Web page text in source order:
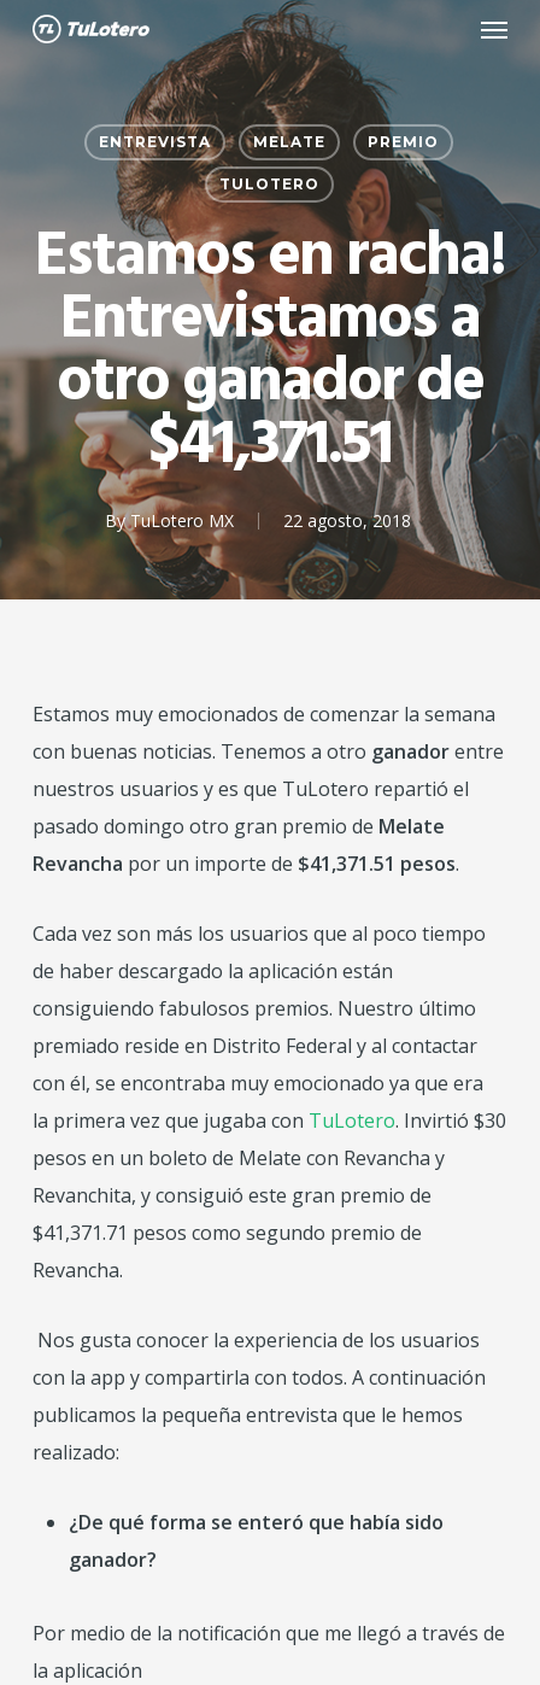
Skip
Menu
ENTREVISTA MELATE PREMIO
TULOTERO
Estamos en racha!
Entrevistamos a
otro ganador de
$41,371.51
By TuLotero MX 22 agosto, 2018
Estamos muy emocionados de comenzar la semana
con buenas noticias. Tenemos a otro ganadorentre
nuestros usuarios y es que TuLotero repartió el
pasado domingo otro gran premio de Melate
Revancha por un importe de $41,371.51 pesos.
Cada vez son más los usuarios que al poco tiempo
de haber descargado la aplicación están
consiguiendo fabulosos premios. Nuestro último
premiado reside en Distrito Federal y al contactar
con él, se encontraba muy emocionado ya que era
la primera vez que jugaba con TuLotero. Invirtió $30
pesos en un boleto de Melate con Revancha y
Revanchita, y consiguió este gran premio de
$41,371.71 pesos como segundo premio de
Revancha.
Nos gusta conocer la experiencia de los usuarios
con la app y compartirla con todos. A continuación
publicamos la pequeña entrevista que le hemos
realizado:
¿De qué forma se enteró que había sido
ganador?
Por medio de la notificación que me llegó a través de
la aplicación